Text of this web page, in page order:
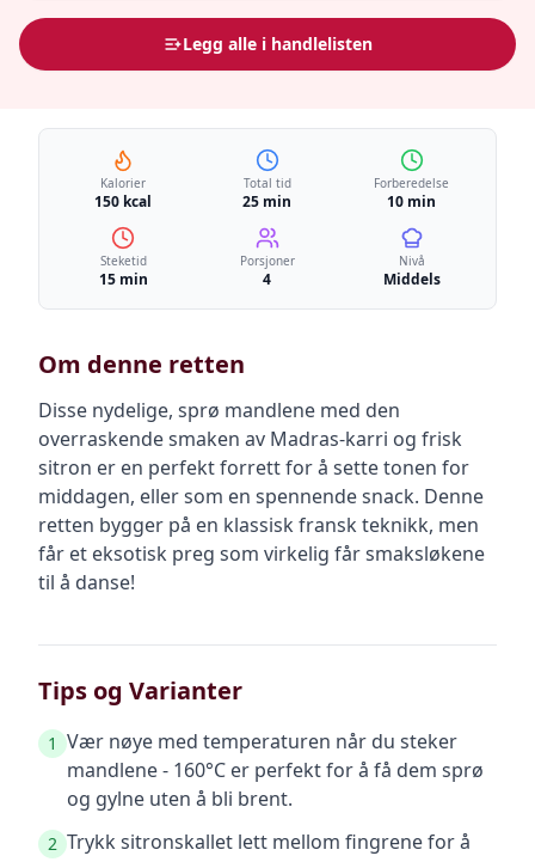
Legg alle i handlelisten
Kalorier
150 kcal
Total tid
25 min
Forberedelse
10 min
Steketid
15 min
Porsjoner
4
Nivå
Middels
Om denne retten
Disse nydelige, sprø mandlene med den
overraskende smaken av Madras-karri og frisk
sitron er en perfekt forrett for å sette tonen for
middagen, eller som en spennende snack. Denne
retten bygger på en klassisk fransk teknikk, men
får et eksotisk preg som virkelig får smaksløkene
til å danse!
Tips og Varianter
1 Vær nøye med temperaturen når du steker
mandlene - 160°C er perfekt for å få dem sprø
og gylne uten å bli brent.
2 Trykk sitronskallet lett mellom fingrene for å